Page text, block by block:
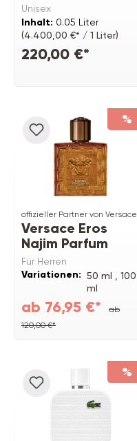
Unisex
Inhalt: 0.05 Liter
(4.400,00 €* / 1 Liter)
220,00 €*
%
offizieller Partner von Versace
Versace Eros
Najim Parfum
Für Herren
Variationen: 50 ml , 100
ml
ab 76,95 €*
ab
120,00 €*
%